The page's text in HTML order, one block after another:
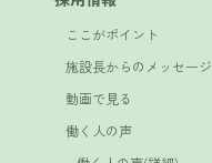
ここがポイント
施設長からのメッセージ
動画で見る
働く人の声